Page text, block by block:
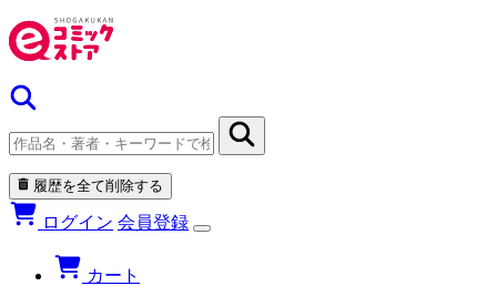
履歴を全て削除する
ログイン 会員登録
カート